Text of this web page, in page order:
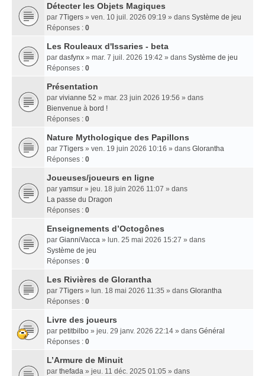
Détecter les Objets Magiques
par 7Tigers » ven. 10 juil. 2026 09:19 » dans Système de jeu
Réponses : 0
Les Rouleaux d'Issaries - beta
par dasfynx » mar. 7 juil. 2026 19:42 » dans Système de jeu
Réponses : 0
Présentation
par vivianne 52 » mar. 23 juin 2026 19:56 » dans
Bienvenue à bord !
Réponses : 0
Nature Mythologique des Papillons
par 7Tigers » ven. 19 juin 2026 10:16 » dans Glorantha
Réponses : 0
Joueuses/joueurs en ligne
par yamsur » jeu. 18 juin 2026 11:07 » dans
La passe du Dragon
Réponses : 0
Enseignements dʼOctogônes
par GianniVacca » lun. 25 mai 2026 15:27 » dans
Système de jeu
Réponses : 0
Les Rivières de Glorantha
par 7Tigers » lun. 18 mai 2026 11:35 » dans Glorantha
Réponses : 0
Livre des joueurs
par petitbilbo » jeu. 29 janv. 2026 22:14 » dans Général
Réponses : 0
L’Armure de Minuit
par thefada » jeu. 11 déc. 2025 01:05 » dans